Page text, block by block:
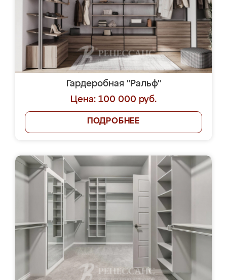
Гардеробная "Ральф"
Цена: 100 000 руб.
ПОДРОБНЕЕ